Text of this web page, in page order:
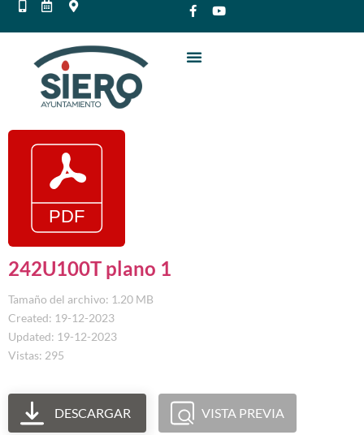
242U100T plano 1
Tamaño del archivo: 1.20 MB
Created: 19-12-2023
Updated: 19-12-2023
Vistas: 295
DESCARGAR VISTA PREVIA